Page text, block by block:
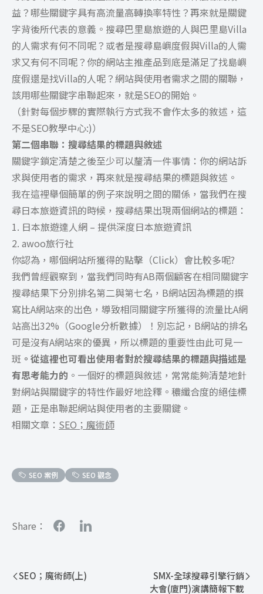
益？哪些關鍵字具有高流量高轉換率特性？再來就是關鍵
字背後所代表的意義。搜尋巴里島旅遊的人與巴里島Villa
的人需求有何不同呢？或者是搜尋島嶼度假與Villa的人需
求又有何不同呢？你的網站主推產品到底是滿足了找島嶼
度假還是找Villa的人呢？網站與使用者需求之間的關聯，
該用哪些關鍵字串聯起來，就是SEO的開始。
（針對每個步驟的實際執行方式我不會作太多的敘述，這
不是SEO教學中心:)）
第二個串聯：搜尋結果的標題與敘述
關鍵字鎖定清楚之後至少可以釐清一件事情：你的網站訴
求與使用者的需求，再來就是搜尋結果的標題與敘述。
我在這裡舉個簡單的例子來說明之間的關係，當我們在搜
尋日本旅遊資訊的時候，搜尋結果出現兩個網站的標題：
1. 日本旅遊達人網 – 提供深度日本旅遊資訊
2. awoo旅行社
你認為，哪個網站所獲得的點擊（Click）會比較多呢?
我們曾經觀察到，當我們同時有AB兩個顧客在相同關鍵字
搜尋結果下分別排名第二與第七名，B網站因為標題的撰
寫比A網站來的出色，導致相同關鍵字所獲得的流量比A網
站高出32%（Google分析數據）！別忘記，B網站的排名
可是沒有A網站來的優異，所以標題的重要性由此可見一
斑 。從這裡也可看出使用者對於搜尋結果的標題與描述是
有思考能力的 。一個好的標題與敘述，常常能夠清楚地針
對網站與關鍵字的特性作最好地詮釋。穠纖合度的絕佳標
題，正是串聯起網站與使用者的主要關鍵。
相關文章： SEO；魔術師
SEO 案例 SEO 觀念
Share：
SEO；魔術師(上)
SMX-全球搜尋引擎行銷
大會(廈門)演講簡報下載